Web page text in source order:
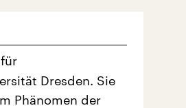
Dresden. Sie
Phänomen der